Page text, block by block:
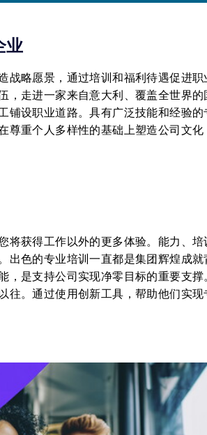
业
战略愿景，通过培训和福利待遇促进
，走进一家来自意大利、覆盖全世界
铺设职业道路。具有广泛技能和经验
尊重个人多样性的基础上塑造公司文
将获得工作以外的更多体验。能力、
出色的专业培训一直都是集团辉煌成
，是支持公司实现净零目标的重要支
往。通过使用创新工具，帮助他们实